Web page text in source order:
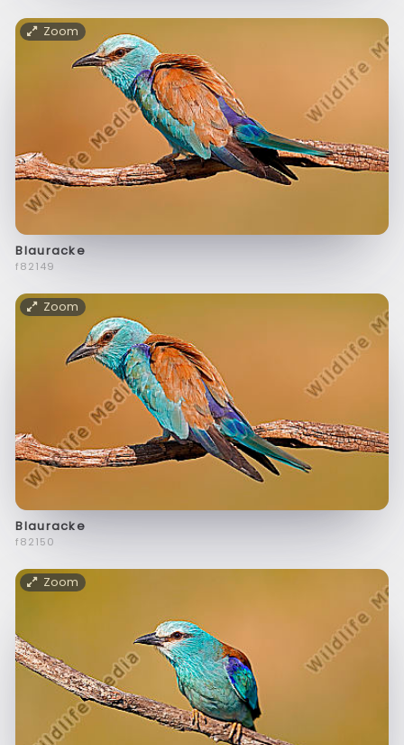
Zoom
Blauracke
f82149
Zoom
Blauracke
f82150
Zoom